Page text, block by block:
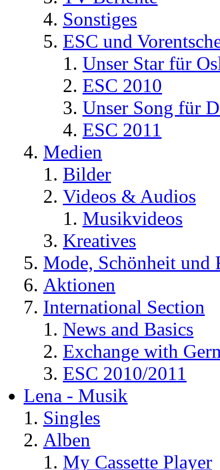
Sonstiges
ESC und
Unser Star für
ESC 2010
Unser Song für
ESC 2011
Medien
Bilder
Videos & Audios
Musikvideos
Kreatives
Mode, Schönheit und
Aktionen
International Section
News and Basics
Exchange with
ESC 2010/2011
Lena - Musik
Singles
Alben
My Cassette Player